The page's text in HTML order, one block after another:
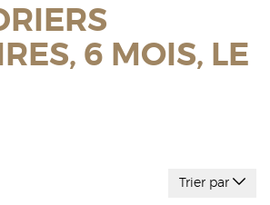
6 MOIS, LE
Trier par